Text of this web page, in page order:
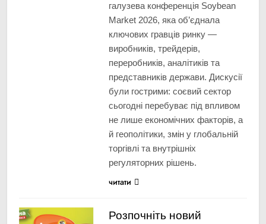
галузева конференція Soybean
Market 2026, яка об’єднала
ключових гравців ринку —
виробників, трейдерів,
переробників, аналітиків та
представників держави. Дискусії
були гострими: соєвий сектор
сьогодні перебуває під впливом
не лише економічних факторів, а
й геополітики, змін у глобальній
торгівлі та внутрішніх
регуляторних рішень.
читати
Розпочніть новий